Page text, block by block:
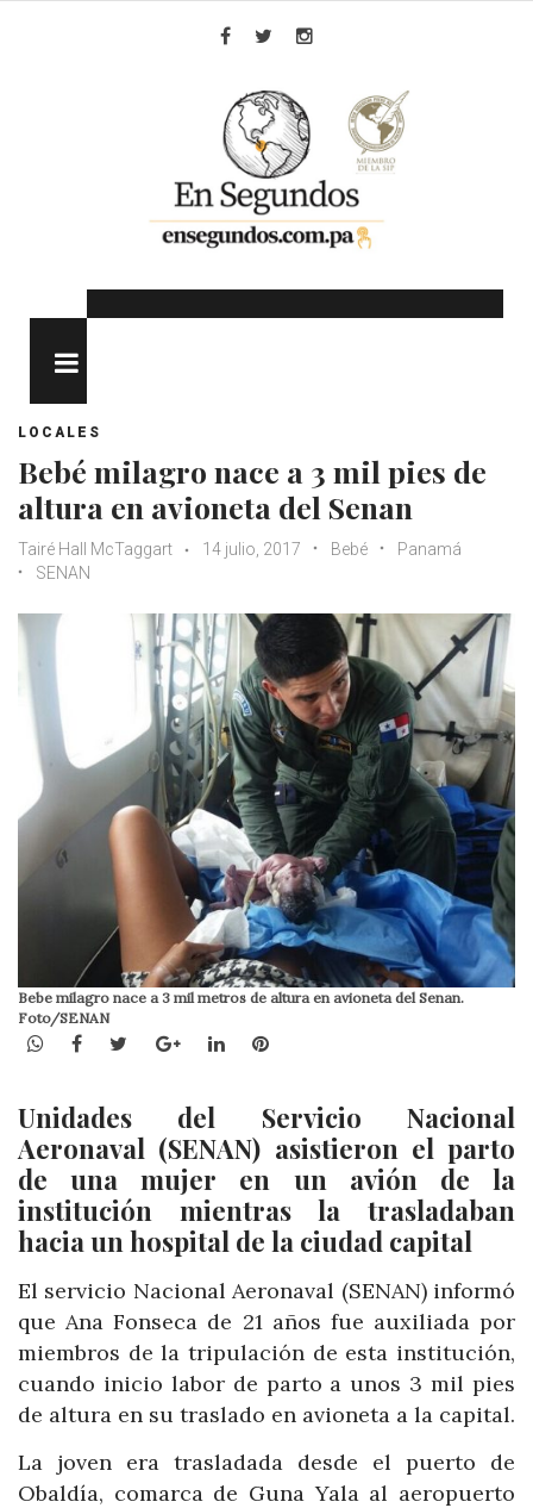
LOCALES
Bebé milagro nace a 3 mil pies de
altura en avioneta del Senan
Tairé Hall McTaggart 14 julio, 2017 Bebé
Panamá
SENAN
Bebe milagro nace a 3 mil metros de altura en avioneta del Senan.
Foto/SENAN
WhatsApp
Facebook
TwitterGoogle+LinkedInPinterest
Unidades del Servicio Nacional
Aeronaval (SENAN) asistieron el parto
de una mujer en un avión de la
institución mientras la trasladaban
hacia un hospital de la ciudad capital
El servicio Nacional Aeronaval (SENAN) informó
que Ana Fonseca de 21 años fue auxiliada por
miembros de la tripulación de esta institución,
cuando inicio labor de parto a unos 3 mil pies
de altura en su traslado en avioneta a la capital.
La joven era trasladada desde el puerto de
Obaldía, comarca de Guna Yala al aeropuerto